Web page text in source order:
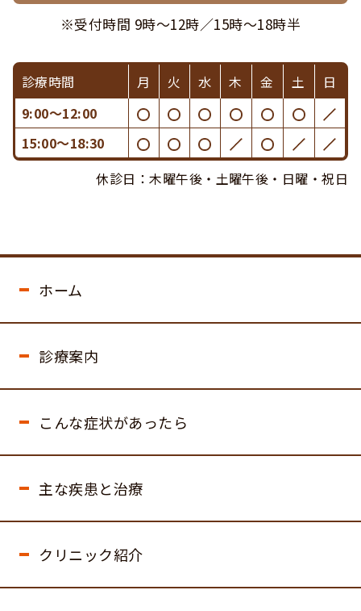
※受付時間 9時〜12時／15時〜18時半
診療時間 月 火 水 木 金 土
日
9:00〜12:00
15:00〜18:30
休診日：木曜午後・土曜午後・日曜・祝日
ホーム
診療案内
こんな症状があったら
主な疾患と治療
クリニック紹介